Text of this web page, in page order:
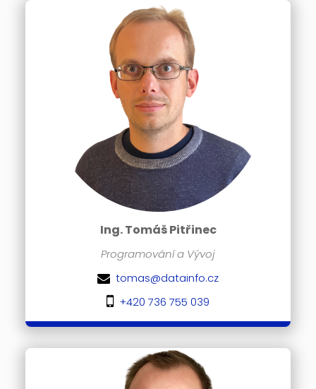
Ing. Tomáš Pitřinec
Programování a Vývoj
tomas@datainfo.cz
+420 736 755 039